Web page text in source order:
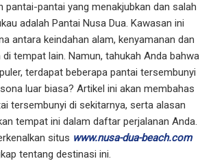
pantai-pantai yang menakjubkan dan salah
adalah Pantai Nusa Dua. Kawasan ini
antara keindahan alam, kenyamanan dan
tempat lain. Namun, tahukah Anda bahwa
terdapat beberapa pantai tersembunyi
luar biasa? Artikel ini akan membahas
tersembunyi di sekitarnya, serta alasan
tempat ini dalam daftar perjalanan Anda.
situs www.nusa-dua-beach.com
tentang destinasi ini.